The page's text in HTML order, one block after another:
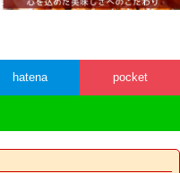
hatena pocket